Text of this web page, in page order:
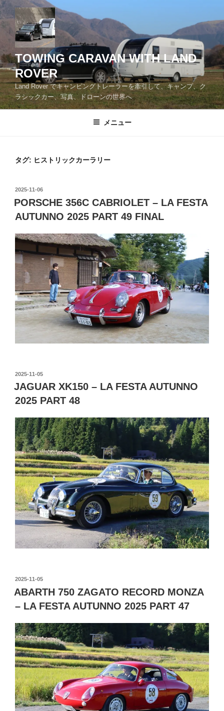
コ
ン
テ
ツ
へ
ス
キ
ッ
TOWING CARAVAN WITH LAND
ROVER
Land Rover でキャンピングトレーラーを牽引して、キャンプ、ク
ラシックカー、写真、ドローンの世界へ
メニュー
タグ: ヒストリックカーラリー
投
稿
日:
2025-11-06
PORSCHE 356C CABRIOLET – LA FESTA
AUTUNNO 2025 PART 49 FINAL
投
稿
日:
2025-11-05
JAGUAR XK150 – LA FESTA AUTUNNO
2025 PART 48
投
稿
日:
2025-11-05
ABARTH 750 ZAGATO RECORD MONZA
– LA FESTA AUTUNNO 2025 PART 47